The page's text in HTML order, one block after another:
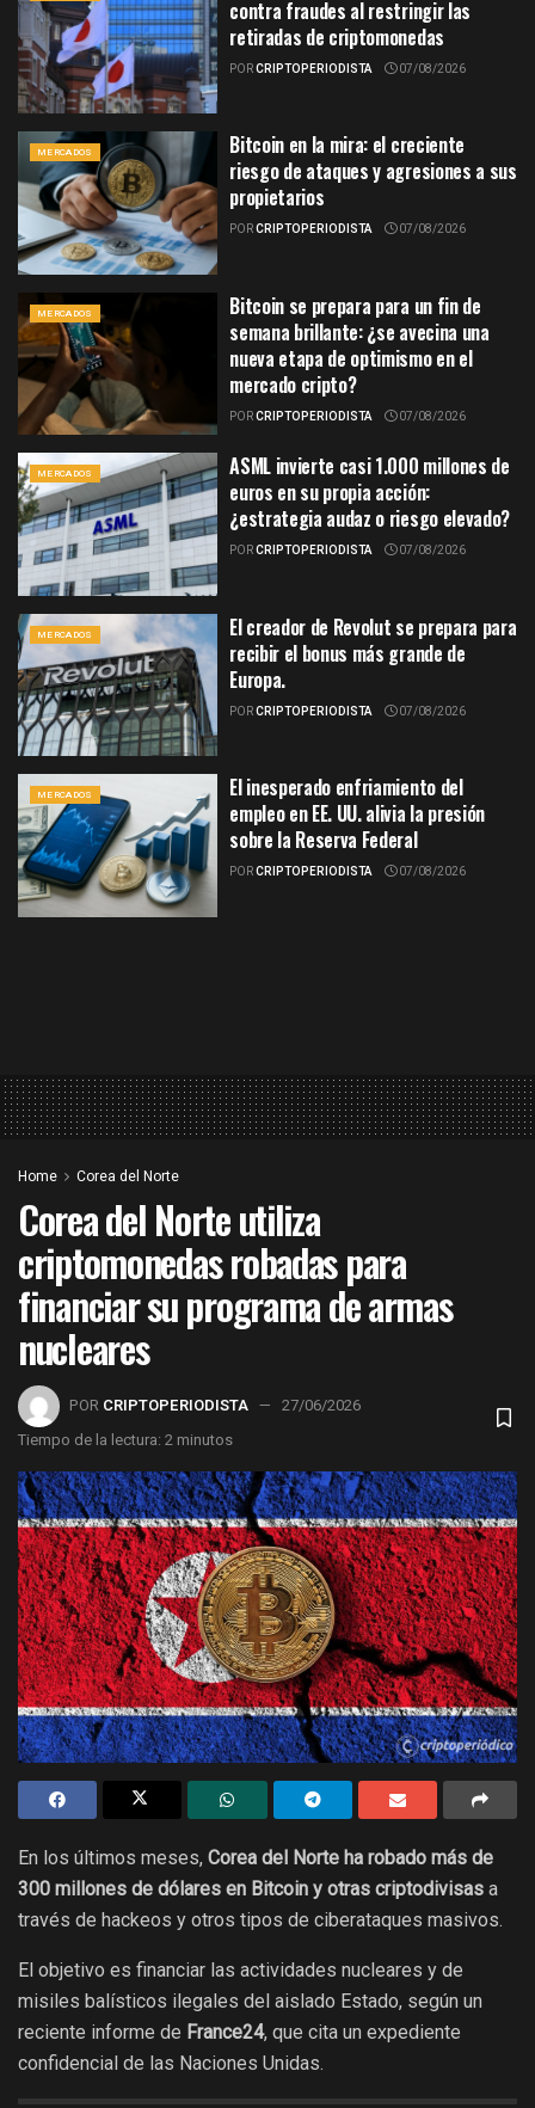
contra fraudes al restringir las
retiradas de criptomonedas
PORCRIPTOPERIODISTA 07/08/2026
MERCADOS
Bitcoin en la mira: el creciente
riesgo de ataques y agresiones a sus
propietarios
PORCRIPTOPERIODISTA 07/08/2026
MERCADOS
Bitcoin se prepara para un fin de
semana brillante: ¿se avecina una
nueva etapa de optimismo en el
mercado cripto?
PORCRIPTOPERIODISTA 07/08/2026
MERCADOS
ASML invierte casi 1.000 millones de
euros en su propia acción:
¿estrategia audaz o riesgo elevado?
PORCRIPTOPERIODISTA 07/08/2026
MERCADOS
El creador de Revolut se prepara para
recibir el bonus más grande de
Europa.
PORCRIPTOPERIODISTA 07/08/2026
MERCADOS
El inesperado enfriamiento del
empleo en EE. UU. alivia la presión
sobre la Reserva Federal
PORCRIPTOPERIODISTA 07/08/2026
Home Corea del Norte
Corea del Norte utiliza
criptomonedas robadas para
financiar su programa de armas
nucleares
POR CRIPTOPERIODISTA
27/06/2026
Tiempo de la lectura: 2 minutos
En los últimos meses, Corea del Norte ha robado más de
300 millones de dólares en Bitcoin y otras criptodivisas a
través de hackeos y otros tipos de ciberataques masivos.
El objetivo es financiar las actividades nucleares y de
misiles balísticos ilegales del aislado Estado, según un
reciente informe de France24, que cita un expediente
confidencial de las Naciones Unidas.